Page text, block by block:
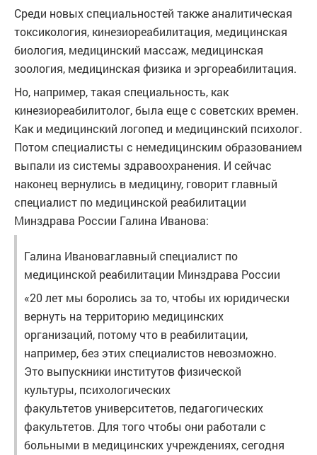
Среди новых специальностей также аналитическая
токсикология, кинезиореабилитация, медицинская
биология, медицинский массаж, медицинская
зоология, медицинская физика и эргореабилитация.
Но, например, такая специальность, как
кинезиореабилитолог, была еще с советских времен.
Как и медицинский логопед и медицинский психолог.
Потом специалисты с немедицинским образованием
выпали из системы здравоохранения. И сейчас
наконец вернулись в медицину, говорит главный
специалист по медицинской реабилитации
Минздрава России Галина Иванова:
Галина Ивановаглавный специалист по
медицинской реабилитации Минздрава России
«20 лет мы боролись за то, чтобы их юридически
вернуть на территорию медицинских
организаций, потому что в реабилитации,
например, без этих специалистов невозможно.
Это выпускники институтов физической
культуры, психологических
факультетов университетов, педагогических
факультетов. Для того чтобы они работали с
больными в медицинских учреждениях, сегодня